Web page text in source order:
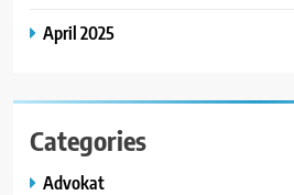
April 2025
Categories
Advokat